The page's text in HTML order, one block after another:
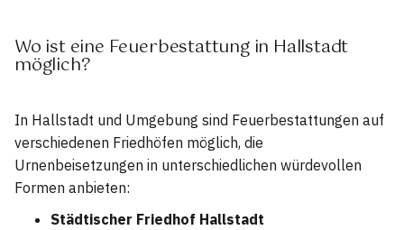
Wo ist eine Feuerbestattung in Hallstadt
möglich?
In Hallstadt und Umgebung sind Feuerbestattungen auf
verschiedenen Friedhöfen möglich, die
Urnenbeisetzungen in unterschiedlichen würdevollen
Formen anbieten:
Städtischer Friedhof Hallstadt